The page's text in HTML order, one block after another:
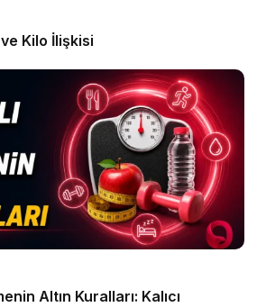
ve Kilo İlişkisi
Altın Kuralları: Kalıcı